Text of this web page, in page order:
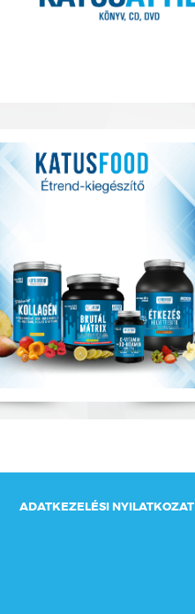
ADATKEZELÉSI NYILATKOZAT